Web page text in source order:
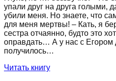
упали друг на друга голыми,
убили меня. Но знаете, что
для меня мертвы! – Кать, я
сестра отчаянно, будто это
оправдать… А у нас с Егором
получилось…
Читать книгу